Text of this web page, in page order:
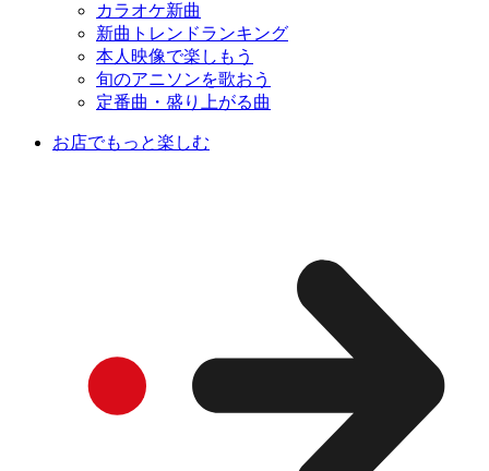
カラオケ新曲
新曲トレンドランキング
本人映像で楽しもう
旬のアニソンを歌おう
定番曲・盛り上がる曲
お店でもっと楽しむ